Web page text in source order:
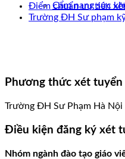
Cẩm nang sức
Điểm chuẩn ưu tiên
Trường ĐH Sư phạm
Phương thức xét tuyển
Trường ĐH Sư Phạm Hà
Điều kiện đăng ký xét
Nhóm ngành đào tạo giáo